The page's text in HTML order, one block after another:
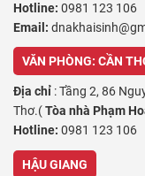
Hotline: 0981 123 106
Email:
VĂN PHÒNG: CẦN
Địa chỉ : Tầng 2, 86
Thơ.(Tòa nhà Phạm
Hotline: 0981 123 106
HẬU GIANG